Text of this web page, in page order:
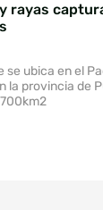
rayas
se ubica en el
la provincia de